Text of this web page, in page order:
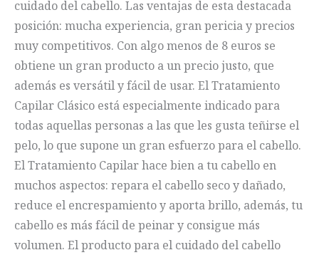
cuidado del cabello. Las ventajas de esta destacada
posición: mucha experiencia, gran pericia y precios
muy competitivos. Con algo menos de 8 euros se
obtiene un gran producto a un precio justo, que
además es versátil y fácil de usar. El Tratamiento
Capilar Clásico está especialmente indicado para
todas aquellas personas a las que les gusta teñirse el
pelo, lo que supone un gran esfuerzo para el cabello.
El Tratamiento Capilar hace bien a tu cabello en
muchos aspectos: repara el cabello seco y dañado,
reduce el encrespamiento y aporta brillo, además, tu
cabello es más fácil de peinar y consigue más
volumen. El producto para el cuidado del cabello